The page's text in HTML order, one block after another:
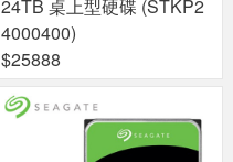
24TB 桌上型硬碟 (STKP2
4000400)
$25888